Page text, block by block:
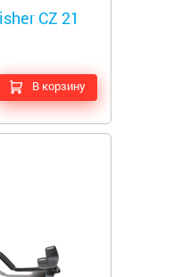
CZ 21
В корзину